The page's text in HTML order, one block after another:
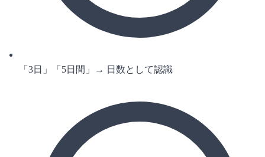
「3日」「5日間」→ 日数として認識